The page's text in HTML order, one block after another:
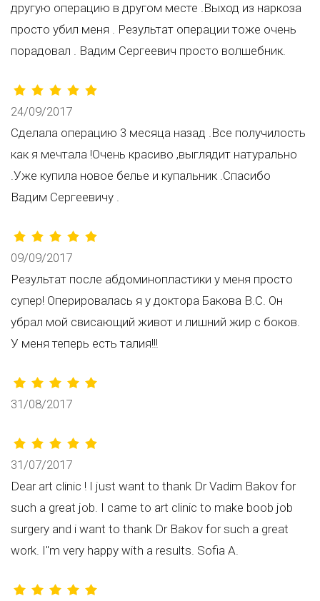
другую операцию в другом месте .Выход из наркоза
просто убил меня . Результат операции тоже очень
порадовал . Вадим Сергеевич просто волшебник.
24/09/2017
Сделала операцию 3 месяца назад .Все получилость
как я мечтала !Очень красиво ,выглядит натурально
.Уже купила новое белье и купальник .Спасибо
Вадим Сергеевичу .
09/09/2017
Результат после абдоминопластики у меня просто
супер! Оперировалась я у доктора Бакова В.С. Он
убрал мой свисающий живот и лишний жир с боков.
У меня теперь есть талия!!!
31/08/2017
31/07/2017
Dear art clinic ! I just want to thank Dr Vadim Bakov for
such a great job. I came to art clinic to make boob job
surgery and i want to thank Dr Bakov for such a great
work. I"m very happy with a results. Sofia A.